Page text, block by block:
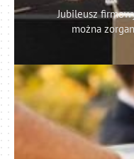
Jubileusz
można